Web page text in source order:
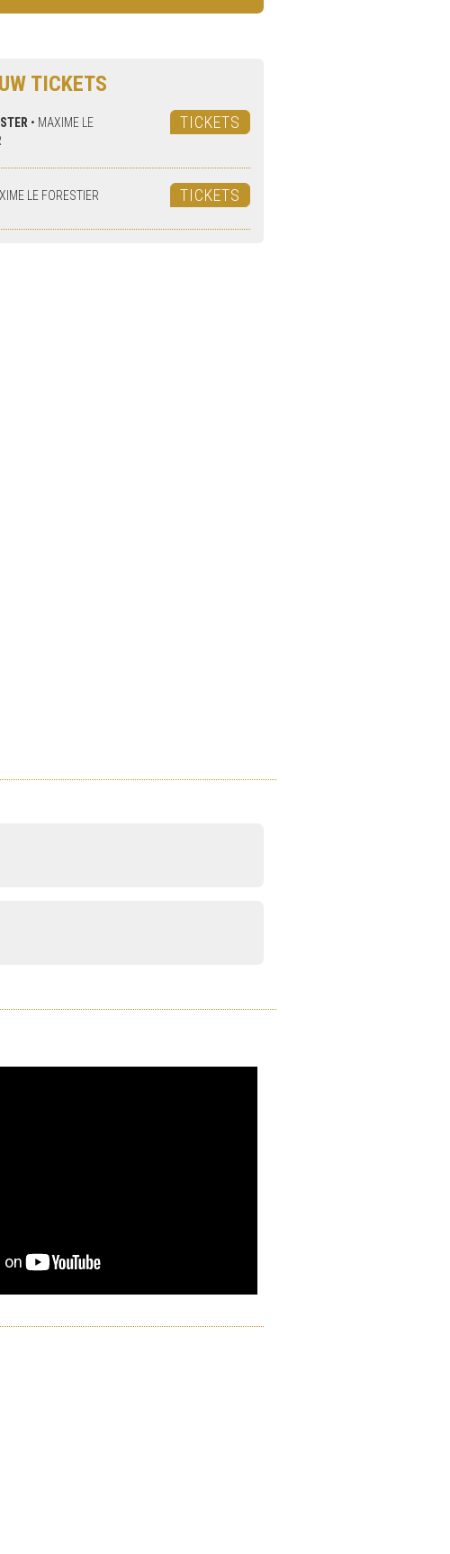
TICKETS
• MAXIME LE
TICKETS
LE FORESTIER TICKETS